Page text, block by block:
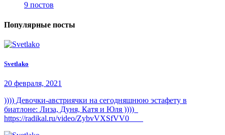
9 постов
Популярные посты
Svetlako
20 февраля, 2021
)))) Девочки-австриячки на сегодняшнюю эстафету в
биатлоне: Лиза, Дуня, Катя и Юля ))))
https://radikal.ru/video/ZybvVXSfVV0